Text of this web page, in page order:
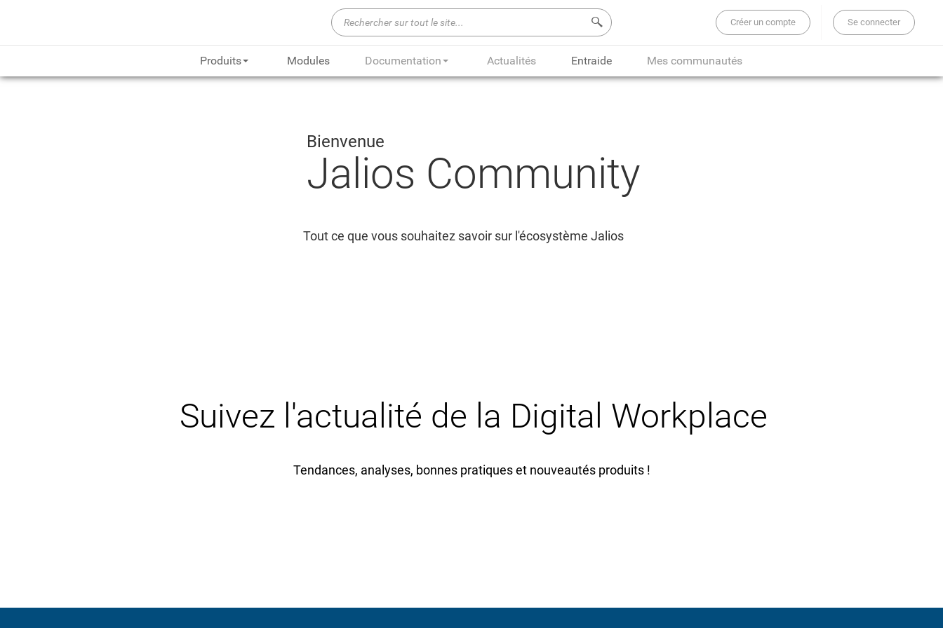
Rechercher sur tout le site...
Créer un compte Se connecter
Produits Modules Documentation Actualités Entraide Mes communautés
Bienvenue
Jalios Community
Tout ce que vous souhaitez savoir sur l'écosystème Jalios
Suivez l'actualité de la Digital Workplace
Tendances, analyses, bonnes pratiques et nouveautés produits !